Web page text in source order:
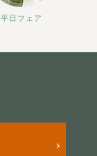
平日フェア